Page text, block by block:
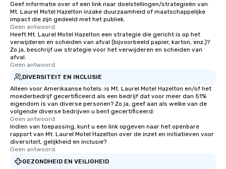
Geef informatie over of een link naar doelstellingen/strategieën van
Mt. Laurel Motel Hazelton inzake duurzaamheid of maatschappelijke
impact die zijn gedeeld met het publiek.
Geen antwoord.
Heeft Mt. Laurel Motel Hazelton een strategie die gericht is op het
verwijderen en scheiden van afval (bijvoorbeeld papier, karton, enz.)?
Zo ja, beschrijf uw strategie voor het verwijderen en scheiden van
afval.
Geen antwoord.
DIVERSITEIT EN INCLUSIE
Alleen voor Amerikaanse hotels: is Mt. Laurel Motel Hazelton en/of het
moederbedrijf gecertificeerd als een bedrijf dat voor meer dan 51%
eigendom is van diverse personen? Zo ja, geef aan als welke van de
volgende diverse bedrijven u bent gecertificeerd:
Geen antwoord.
Indien van toepassing, kunt u een link opgeven naar het openbare
rapport van Mt. Laurel Motel Hazelton over de inzet en initiatieven voor
diversiteit, gelijkheid en inclusie?
Geen antwoord.
GEZONDHEID EN VEILIGHEID